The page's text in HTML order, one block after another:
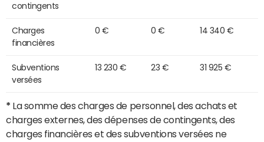
contingents
Charges
financières
0 € 0 € 14 340 €
Subventions
versées
13 230 € 23 € 31 925 €
* La somme des charges de personnel, des achats et
charges externes, des dépenses de contingents, des
charges financières et des subventions versées ne